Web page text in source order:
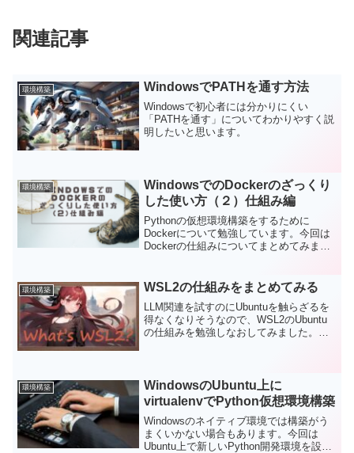
関連記事
環境構築 WindowsでPATHを通す方法
Windowsで初心者には分かりにくい
「PATHを通す」についてわかりやすく説
明したいと思います。
環境構築
WindowsでのDockerのざっくり
した使い方（２）仕組み編
Pythonの仮想環境構築をするために
Dockerについて勉強しています。今回は
Dockerの仕組みについてまとめてみまし
シンプルに概念を示します。
環境構築 WSL2の仕組みをまとめてみる
LLM関連を試すのにUbuntuを触らざるを
得なくなりそうなので、WSL2のUbuntu
の仕組みを勉強しなおしてみました。私
ください。
環境構築
WindowsのUbuntu上に
virtualenvでPython仮想環境構築
Windowsのネイティブ環境では構築がう
まくいかない場合もあります。今回は
Ubuntu上で新しいPython開発環境を設定